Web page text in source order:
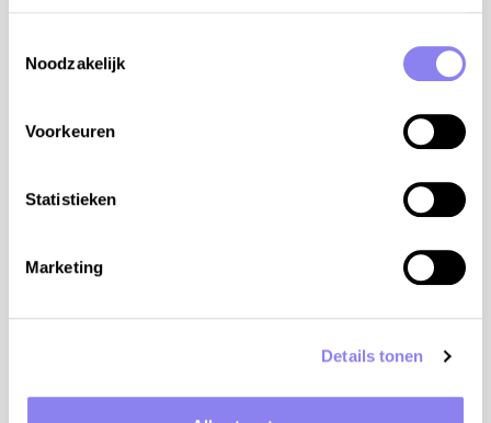
Noodzakelijk
Voorkeuren
Statistieken
Marketing
Details tonen
Hoogte: 360m
Supermarkt: 1,5km
Tennis: 1,5km
Beoordelingen